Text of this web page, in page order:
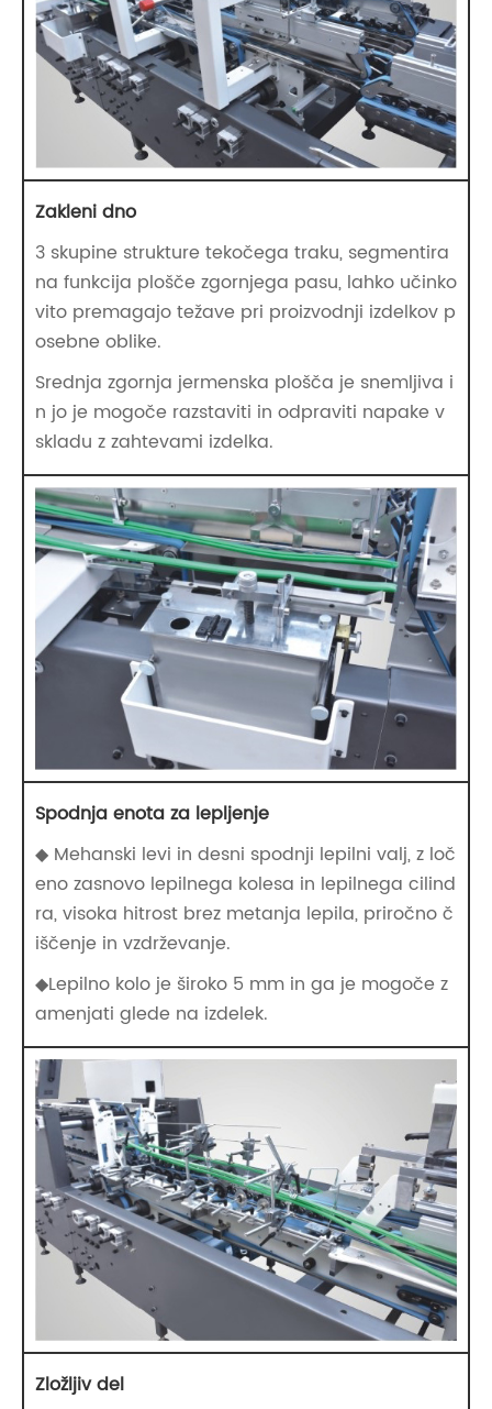
Zakleni dno
3 skupine strukture tekočega traku, segmentira
na funkcija plošče zgornjega pasu, lahko učinko
vito premagajo težave pri proizvodnji izdelkov p
osebne oblike.
Srednja zgornja jermenska plošča je snemljiva i
n jo je mogoče razstaviti in odpraviti napake v
skladu z zahtevami izdelka.
Spodnja enota za lepljenje
◆ Mehanski levi in ​​desni spodnji lepilni valj, z loč
eno zasnovo lepilnega kolesa in lepilnega cilind
ra, visoka hitrost brez metanja lepila, priročno č
iščenje in vzdrževanje.
◆Lepilno kolo je široko 5 mm in ga je mogoče z
amenjati glede na izdelek.
Zložljiv del